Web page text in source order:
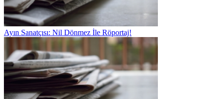
Ayın Sanatçısı: Nil Dönmez İle Röportaj!